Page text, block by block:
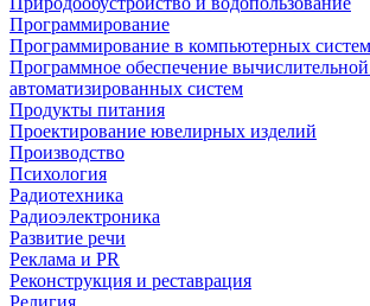
Программирование
Программирование в компьютерных
Программное обеспечение
автоматизированных систем
Продукты питания
Проектирование ювелирных изделий
Производство
Психология
Радиотехника
Радиоэлектроника
Развитие речи
Реклама и PR
Реконструкция и реставрация
Религия